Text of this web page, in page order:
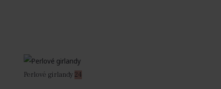
Perlové girlandy24